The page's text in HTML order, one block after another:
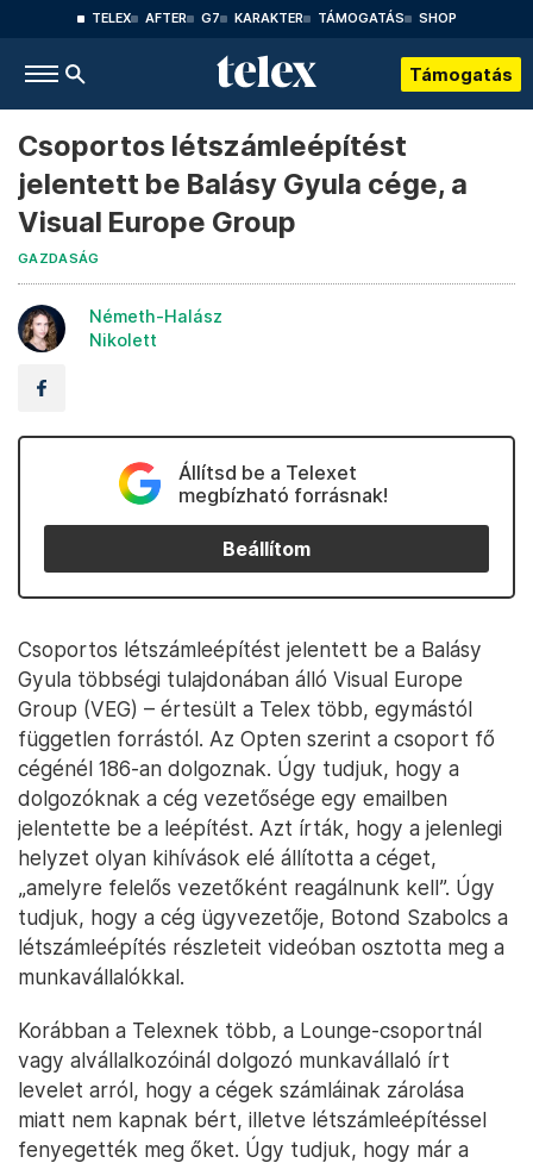
TELEX AFTER G7 KARAKTER TÁMOGATÁS SHOP
Támogatás
Csoportos létszámleépítést
jelentett be Balásy Gyula cége, a
Visual Europe Group
GAZDASÁG
Németh-Halász
Nikolett
Állítsd be a Telexet
megbízható forrásnak!
Beállítom
Csoportos létszámleépítést jelentett be a Balásy
Gyula többségi tulajdonában álló Visual Europe
Group (VEG) – értesült a Telex több, egymástól
független forrástól. Az Opten szerint a csoport fő
cégénél 186-an dolgoznak. Úgy tudjuk, hogy a
dolgozóknak a cég vezetősége egy emailben
jelentette be a leépítést. Azt írták, hogy a jelenlegi
helyzet olyan kihívások elé állította a céget,
„amelyre felelős vezetőként reagálnunk kell”. Úgy
tudjuk, hogy a cég ügyvezetője, Botond Szabolcs a
létszámleépítés részleteit videóban osztotta meg a
munkavállalókkal.
Korábban a Telexnek több, a Lounge-csoportnál
vagy alvállalkozóinál dolgozó munkavállaló írt
levelet arról, hogy a cégek számláinak zárolása
miatt nem kapnak bért, illetve létszámleépítéssel
fenyegették meg őket. Úgy tudjuk, hogy már a